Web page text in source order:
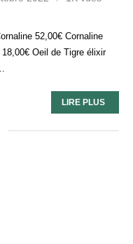
52,00€ Cornaline
Oeil de Tigre élixir
LIRE PLUS